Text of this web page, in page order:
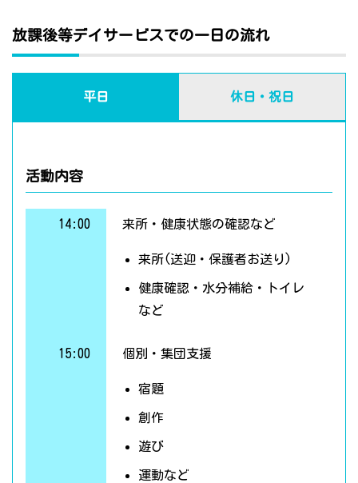
放課後等デイサービスでの一日の流れ
平日 休日・祝日
活動内容
14:00 来所・健康状態の確認など
来所(送迎・保護者お送り)
健康確認・水分補給・トイレ
など
15:00 個別・集団支援
宿題
創作
遊び
運動など